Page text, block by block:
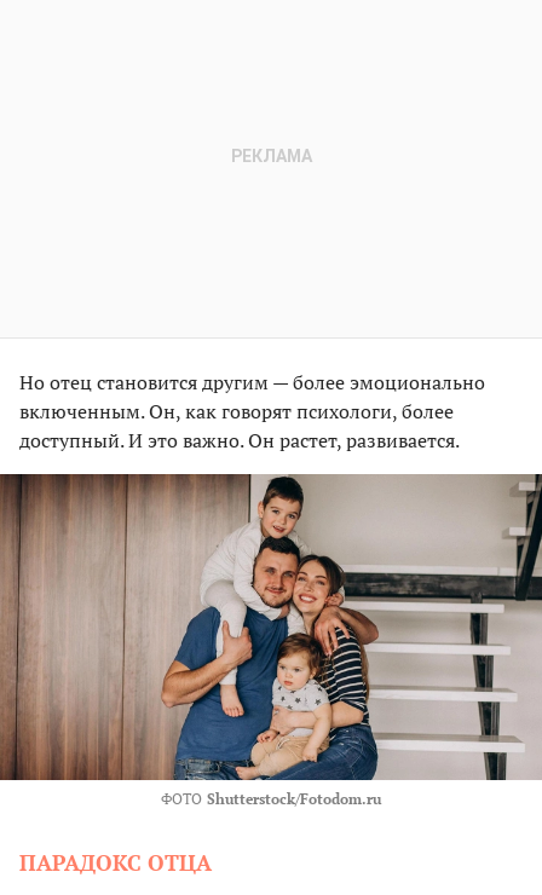
Но отец становится другим — более эмоционально
включенным. Он, как говорят психологи, более
доступный. И это важно. Он растет, развивается.
ФОТО Shutterstock/Fotodom.ru
ПАРАДОКС ОТЦА